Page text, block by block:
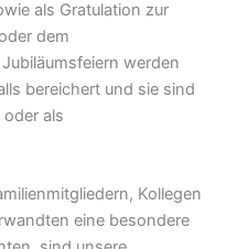
als Gratulation zur
dem
werden
bereichert und sie sind
oder als
Kollegen
eine besondere